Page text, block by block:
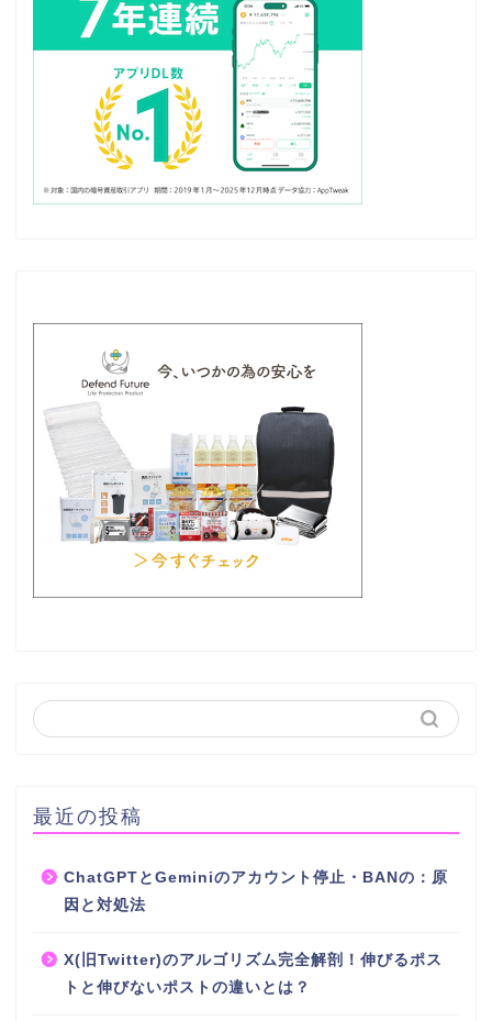
最近の投稿
ChatGPTとGeminiのアカウント停止・BANの：原
因と対処法
X(旧Twitter)のアルゴリズム完全解剖！伸びるポス
トと伸びないポストの違いとは？